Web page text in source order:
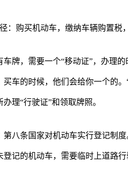
径：购买机动车，缴纳车辆购置
牌，需要一个“移动证”，办理
车的时候，他们会给你一个的
理“行驶证”和领取牌照。
第八条国家对机动车实行登记制
登记的机动车，需要临时上道路